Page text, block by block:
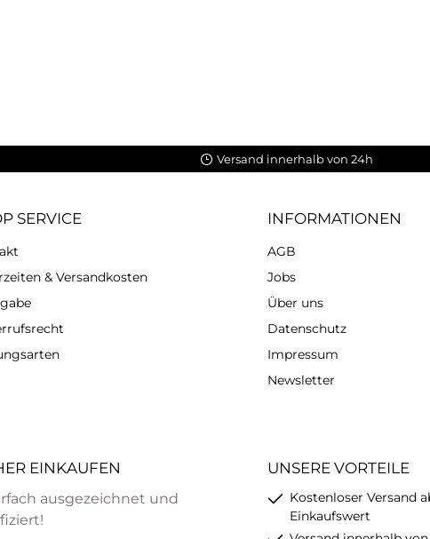
Versand innerhalb von 24h
SERVICE
& Versandkosten
INFORMATIONEN
AGB
Jobs
Über uns
Datenschutz
Impressum
Newsletter
EINKAUFEN
ausgezeichnet und
UNSERE VORTEILE
Kostenloser Versand
Einkaufswert